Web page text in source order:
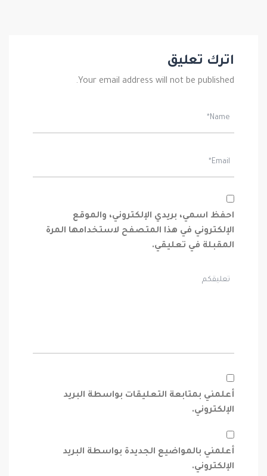
اترك تعليق
Your email address will not be published.
احفظ اسمي، بريدي الإلكتروني، والموقع
الإلكتروني في هذا المتصفح لاستخدامها المرة
المقبلة في تعليقي.
أعلمني بمتابعة التعليقات بواسطة البريد
الإلكتروني.
أعلمني بالمواضيع الجديدة بواسطة البريد
الإلكتروني.